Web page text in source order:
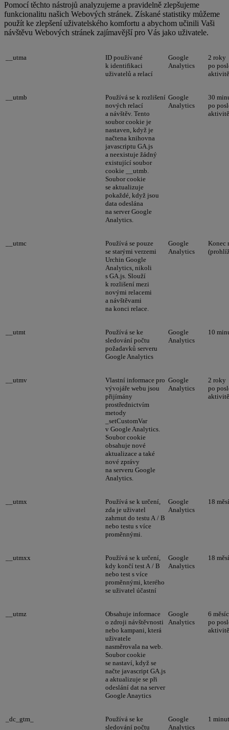
Pomocí těchto nástrojů analyzujeme a pravidelně zlepšujeme
funkcionalitu našich Webových stránek. Získané statistiky můžeme
použít ke zlepšení uživatelského komfortu a abychom učinili Vaši
návštěvu Webových stránek zajímavější pro Vás jako uživatele.
__utma
ID používané
k identifikaci
uživatelů a relací
Google
Analytics
2 roky
po
aktivitě
__utmb
Používá se k rozlišení
nových relací
a návštěv. Tento
soubor cookie je
nastaven, když je
načtena knihovna
javascriptu GA.js
a neexistuje žádný
existující soubor
cookie __utmb.
Soubor cookie
se aktualizuje
pokaždé, když jsou
data odeslána
na server Google
Analytics.
Google
Analytics
30
po
aktivitě
__utmc
Používá se pouze
se starými verzemi
Urchin Google
Analytics, nikoli
s GA.js. Slouží
k rozlišení mezi
novými relacemi
a návštěvami
na konci relace.
Google
Analytics
Konec
__utmt
Používá se ke
sledování počtu
požadavků serveru
Google Analytics
Google
Analytics
10
__utmv
Vlastní informace pro
vývojáře webu jsou
přijímány
prostřednictvím
metody
_setCustomVar
v Google Analytics.
Soubor cookie
obsahuje nové
aktualizace a také
nové zprávy
na serveru Google
Analytics.
Google
Analytics
2 roky
po
aktivitě
__utmx
Používá se k určení,
zda je uživatel
zahrnut do testu A / B
nebo testu s více
proměnnými.
Google
Analytics
18
__utmxx
Používá se k určení,
kdy končí test A / B
nebo test s více
proměnnými, kterého
se uživatel účastní
Google
Analytics
18
__utmz
Obsahuje informace
o zdroji návštěvnosti
nebo kampani, která
uživatele
nasměrovala na web.
Soubor cookie
se nastaví, když se
načte javascript GA.js
a aktualizuje se při
odeslání dat na server
Google Anaytics
Google
Analytics
6
po
aktivitě
_dc_gtm_
Používá se ke
sledování počtu
Google
Analytics
1